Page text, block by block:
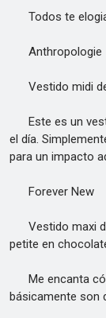
Todos te
Anthropologie
Vestido midi de
Este es un
el día.
para un impacto
Forever New
Vestido maxi
petite en
Me encanta
básicamente son